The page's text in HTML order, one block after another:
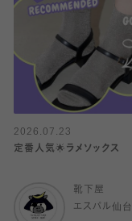
2026.07.23
定番人気🌟ラメソックス
靴下屋
エスパル仙台